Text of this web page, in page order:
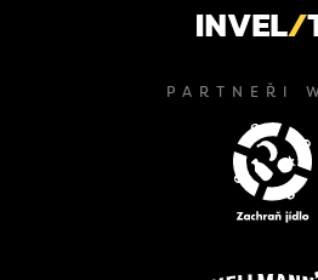
PARTNEŘI